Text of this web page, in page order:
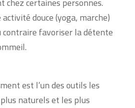
douce (yoga, marche)
contraire favoriser la détente
est l’un des outils les
naturels et les plus